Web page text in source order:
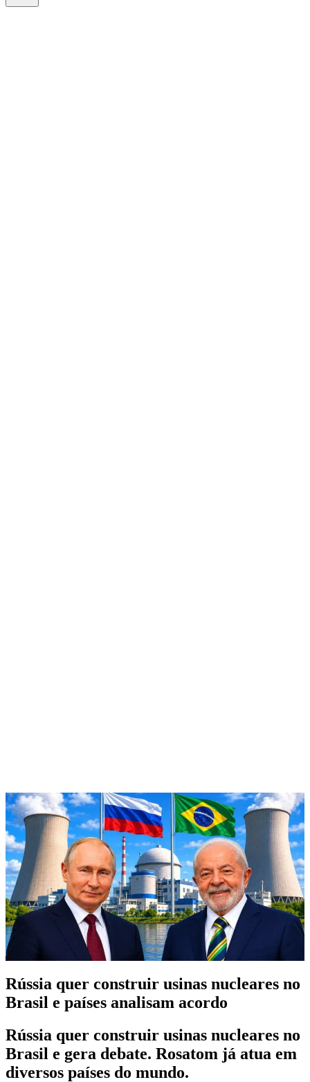
Rússia quer construir usinas nucleares no
Brasil e países analisam acordo
Rússia quer construir usinas nucleares no
Brasil e gera debate. Rosatom já atua em
diversos países do mundo.